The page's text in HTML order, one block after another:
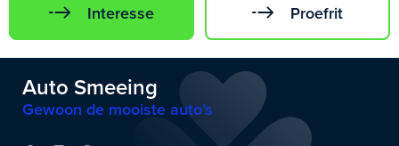
Interesse Proefrit
Auto Smeeing
Gewoon de mooiste auto’s